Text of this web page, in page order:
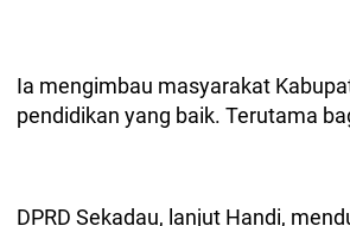
Ia mengimbau masyarakat
pendidikan yang baik. Terutama
DPRD Sekadau, lanjut Handi,